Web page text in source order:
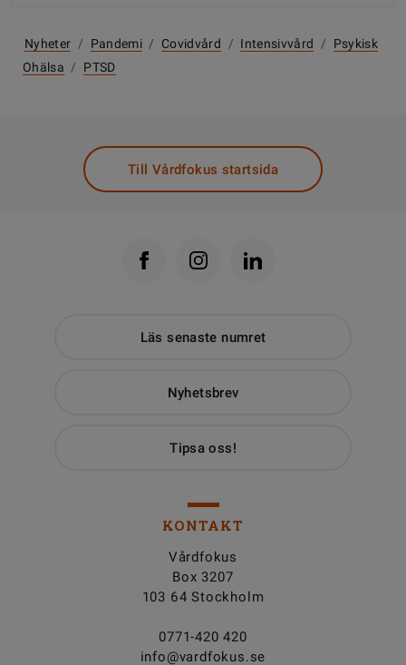
Nyheter / Pandemi / Covidvård / Intensivvård /
Psykisk
Ohälsa / PTSD
Till Vårdfokus startsida
Läs senaste numret
Nyhetsbrev
Tipsa oss!
KONTAKT
Vårdfokus
Box 3207
103 64 Stockholm
0771-420 420
info@vardfokus.se